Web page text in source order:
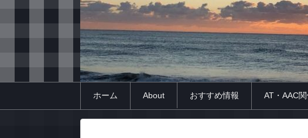
ホーム About おすすめ情報 AT・AAC